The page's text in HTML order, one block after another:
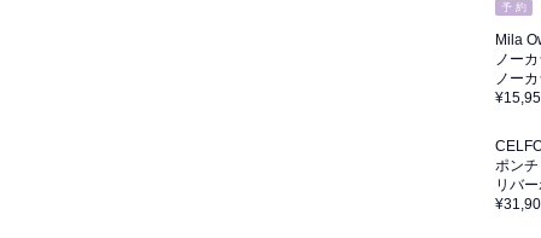
予 約
Mila
ノー
ノー
ポン
リバ